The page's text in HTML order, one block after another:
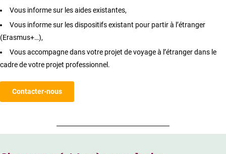
Vous informe sur les aides existantes,
Vous informe sur les dispositifs existant pour partir à l’étranger
(Erasmus+…),
Vous accompagne dans votre projet de voyage à l’étranger dans le
cadre de votre projet professionnel.
Contacter-nous